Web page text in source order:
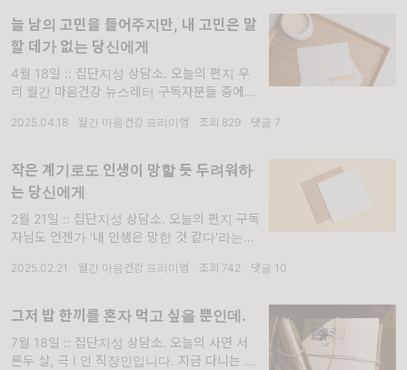
늘 남의 고민을 들어주지만, 내 고민은 말
할 데가 없는 당신에게
4월 18일 :: 집단지성 상담소. 오늘의 편지 우
리 월간 마음건강 뉴스레터 구독자분들 중에는
많을 것 같네요. 저도 오랜 시간 피부로 느끼며
2025.04.18 월간 마음건강 프리미엄 조회 829 댓글 7
작은 계기로도 인생이 망할 듯 두려워하
는 당신에게
2월 21일 :: 집단지성 상담소. 오늘의 편지 구독
자님도 언젠가 '내 인생은 망한 것 같다'라는 생
현재도 그런 기분이 들 때가 있다고요? 가끔은
2025.02.21 월간 마음건강 프리미엄 조회 742 댓글 10
그저 밥 한끼를 혼자 먹고 싶을 뿐인데.
7월 18일 :: 집단지성 상담소. 오늘의 사연 서
른두 살, 극 I 인 직장인입니다. 지금 다니는 회